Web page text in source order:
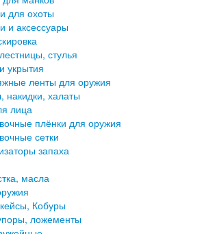
для охоты
и аксессуары
стулья
укрытия
ленты для оружия
накидки, халаты
лица
плёнки для оружия
сетки
запаха
масла
Кобуры
ложементы